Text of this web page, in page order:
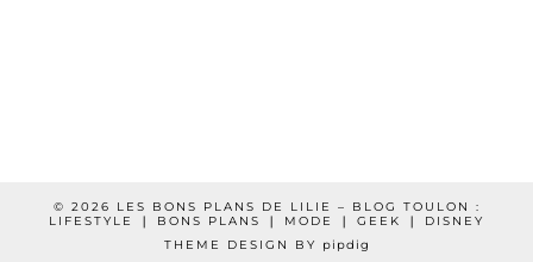
© 2026
LES BONS PLANS DE LILIE – BLOG TOULON :
LIFESTYLE ❘ BONS PLANS ❘ MODE ❘ GEEK ❘ DISNEY
THEME DESIGN BY
pipdig